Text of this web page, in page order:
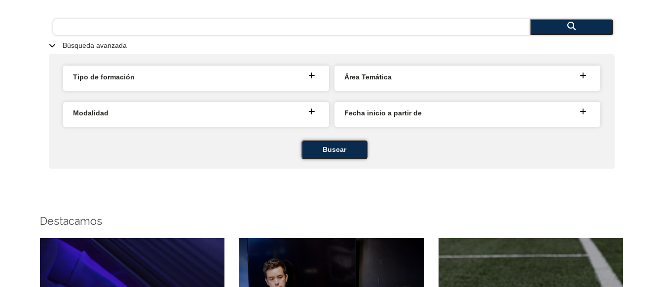
Búsqueda avanzada
Tipo de formación Área Temática
Modalidad Fecha inicio a partir de
Buscar
Destacamos